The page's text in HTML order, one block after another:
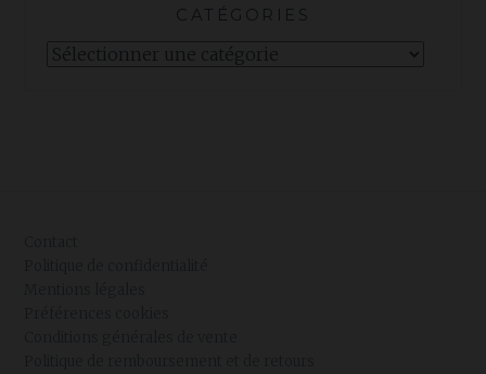
CATÉGORIES
Catégories